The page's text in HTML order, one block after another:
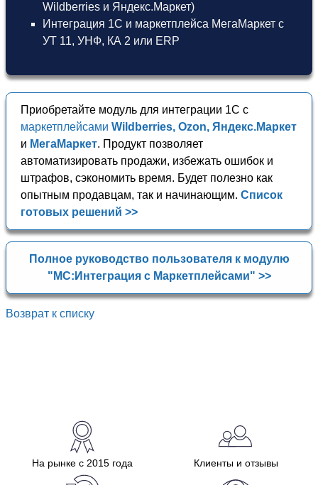
Wildberries и Яндекс.Маркет)
Интеграция 1С и маркетплейса МегаМаркет с
УТ 11, УНФ, КА 2 или ERP
Приобретайте модуль для интеграции 1С с
маркетплейсами Wildberries, Ozon, Яндекс.Маркет
и МегаМаркет. Продукт позволяет
автоматизировать продажи, избежать ошибок и
штрафов, сэкономить время. Будет полезно как
опытным продавцам, так и начинающим. Список
готовых решений >>
Полное руководство пользователя к модулю
"МС:Интеграция с Маркетплейсами" >>
Возврат к списку
На рынке с 2015 года Клиенты и отзывы